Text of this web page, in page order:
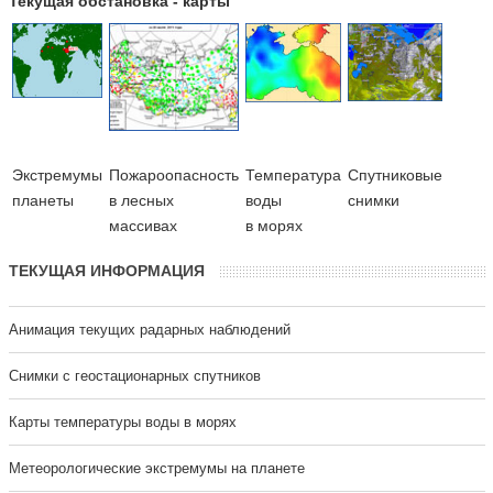
Экстремумы
планеты
Пожароопасность
в лесных
массивах
Температура
воды
в морях
Cпутниковые
снимки
ТЕКУЩАЯ ИНФОРМАЦИЯ
Анимация текущих радарных наблюдений
Cнимки с геостационарных спутников
Карты температуры воды в морях
Метеорологические экстремумы на планете